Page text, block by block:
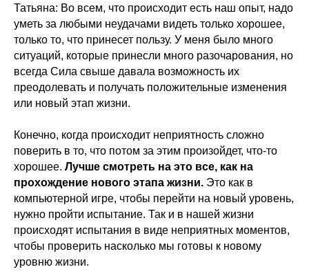
Татьяна: Во всем, что происходит есть наш опыт, надо
уметь за любыми неудачами видеть только хорошее,
только то, что принесет пользу. У меня было много
ситуаций, которые принесли много разочарования, но
всегда Сила свыше давала возможность их
преодолевать и получать положительные изменения
или новый этап жизни.
Конечно, когда происходит неприятность сложно
поверить в то, что потом за этим произойдет, что-то
хорошее. Лучше смотреть на это все, как на
прохождение нового этапа жизни. Это как в
компьютерной игре, чтобы перейти на новый уровень,
нужно пройти испытание. Так и в нашей жизни
происходят испытания в виде неприятных моментов,
чтобы проверить насколько мы готовы к новому
уровню жизни.